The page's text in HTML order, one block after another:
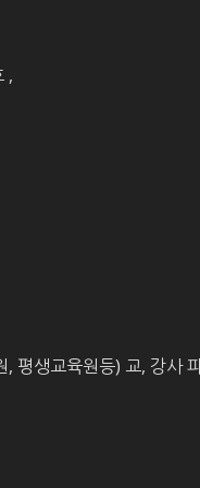
,
평생교육원등) 교, 강사